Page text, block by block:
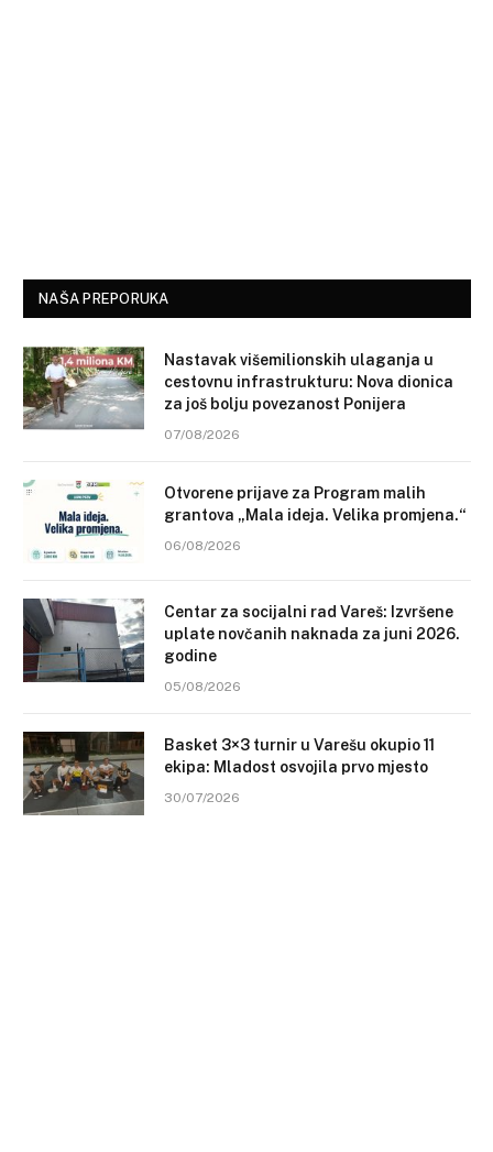
NAŠA PREPORUKA
Nastavak višemilionskih ulaganja u
cestovnu infrastrukturu: Nova dionica
za još bolju povezanost Ponijera
07/08/2026
Otvorene prijave za Program malih
grantova „Mala ideja. Velika promjena.“
06/08/2026
Centar za socijalni rad Vareš: Izvršene
uplate novčanih naknada za juni 2026.
godine
05/08/2026
Basket 3×3 turnir u Varešu okupio 11
ekipa: Mladost osvojila prvo mjesto
30/07/2026